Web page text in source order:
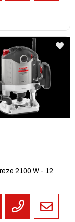
2100 W - 12